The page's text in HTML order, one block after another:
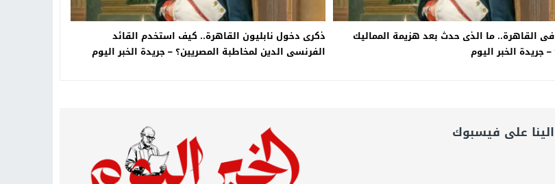
فى القاهرة.. ما الذى حدث بعد هزيمة المماليك
– جريدة الخبر اليوم
ذكرى دخول نابليون القاهرة.. كيف استخدم القائد
الفرنسى الدين لمخاطبة المصريين؟ – جريدة الخبر اليوم
على فيسبوك